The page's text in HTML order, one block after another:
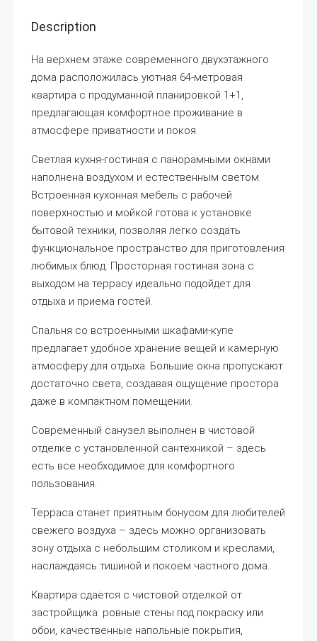
Description
На верхнем этаже современного двухэтажного
дома расположилась уютная 64-метровая
квартира с продуманной планировкой 1+1,
предлагающая комфортное проживание в
атмосфере приватности и покоя.
Светлая кухня-гостиная с панорамными окнами
наполнена воздухом и естественным светом.
Встроенная кухонная мебель с рабочей
поверхностью и мойкой готова к установке
бытовой техники, позволяя легко создать
функциональное пространство для приготовления
любимых блюд. Просторная гостиная зона с
выходом на террасу идеально подойдет для
отдыха и приема гостей.
Спальня со встроенными шкафами-купе
предлагает удобное хранение вещей и камерную
атмосферу для отдыха. Большие окна пропускают
достаточно света, создавая ощущение простора
даже в компактном помещении.
Современный санузел выполнен в чистовой
отделке с установленной сантехникой – здесь
есть все необходимое для комфортного
пользования.
Терраса станет приятным бонусом для любителей
свежего воздуха – здесь можно организовать
зону отдыха с небольшим столиком и креслами,
наслаждаясь тишиной и покоем частного дома.
Квартира сдаётся с чистовой отделкой от
застройщика: ровные стены под покраску или
обои, качественные напольные покрытия,